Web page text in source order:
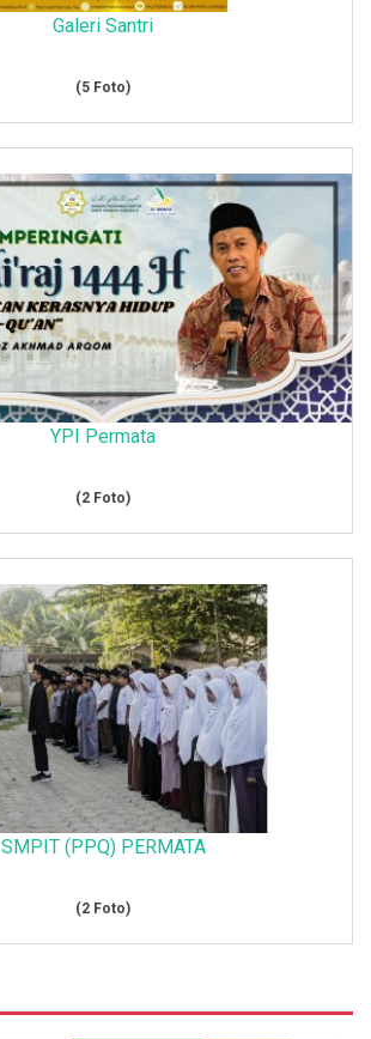
Galeri Santri
(5 Foto)
YPI Permata
(2 Foto)
SMPIT (PPQ) PERMATA
(2 Foto)